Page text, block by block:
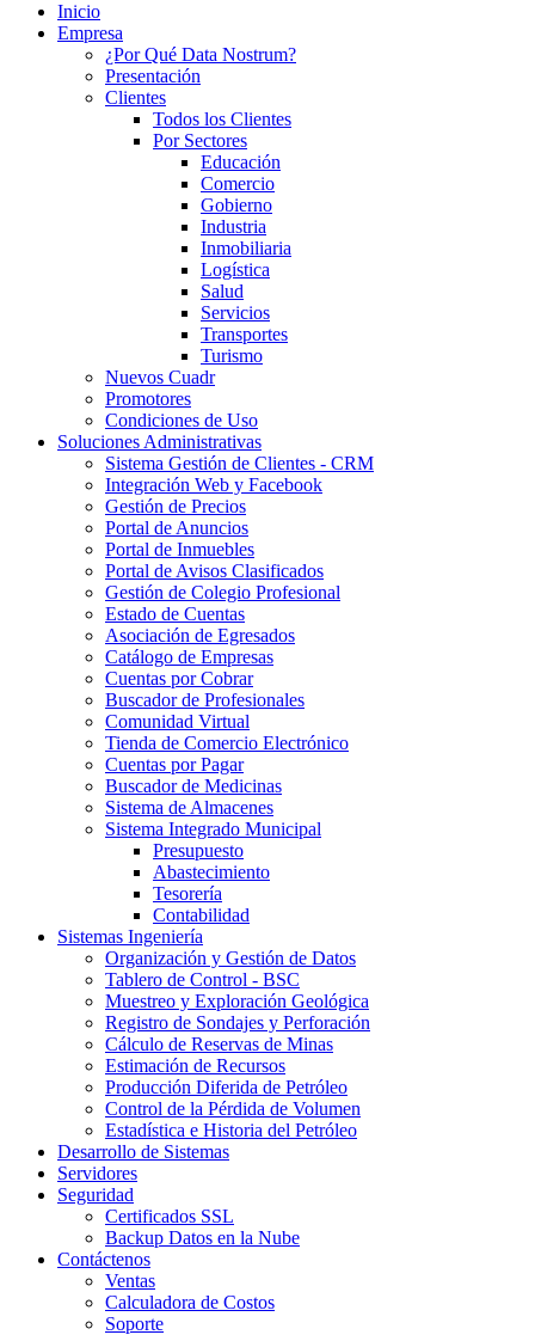
Inicio
Empresa
¿Por Qué Data Nostrum?
Presentación
Clientes
Todos los Clientes
Por Sectores
Educación
Comercio
Gobierno
Industria
Inmobiliaria
Logística
Salud
Servicios
Transportes
Turismo
Nuevos Cuadr
Promotores
Condiciones de Uso
Soluciones Administrativas
Sistema Gestión de Clientes - CRM
Integración Web y Facebook
Gestión de Precios
Portal de Anuncios
Portal de Inmuebles
Portal de Avisos Clasificados
Gestión de Colegio Profesional
Estado de Cuentas
Asociación de Egresados
Catálogo de Empresas
Cuentas por Cobrar
Buscador de Profesionales
Comunidad Virtual
Tienda de Comercio Electrónico
Cuentas por Pagar
Buscador de Medicinas
Sistema de Almacenes
Sistema Integrado Municipal
Presupuesto
Abastecimiento
Tesorería
Contabilidad
Sistemas Ingeniería
Organización y Gestión de Datos
Tablero de Control - BSC
Muestreo y Exploración Geológica
Registro de Sondajes y Perforación
Cálculo de Reservas de Minas
Estimación de Recursos
Producción Diferida de Petróleo
Control de la Pérdida de Volumen
Estadística e Historia del Petróleo
Desarrollo de Sistemas
Servidores
Seguridad
Certificados SSL
Backup Datos en la Nube
Contáctenos
Ventas
Calculadora de Costos
Soporte